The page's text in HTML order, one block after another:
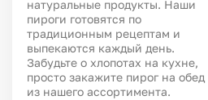
натуральные продукты. Наши
пироги готовятся по
традиционным рецептам и
выпекаются каждый день.
Забудьте о хлопотах на кухне,
просто закажите пирог на обед
из нашего ассортимента.